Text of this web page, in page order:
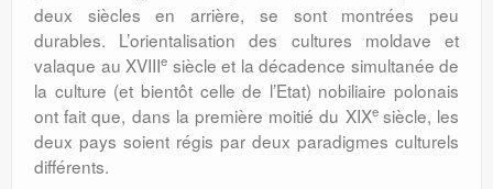
deux siècles en arrière, se sont montrées peu
durables. L’orientalisation des cultures moldave et
valaque au XVIIIe siècle et la décadence simultanée de
la culture (et bientôt celle de l’Etat) nobiliaire polonais
ont fait que, dans la première moitié du XIXe siècle, les
deux pays soient régis par deux paradigmes culturels
diffé­rents.